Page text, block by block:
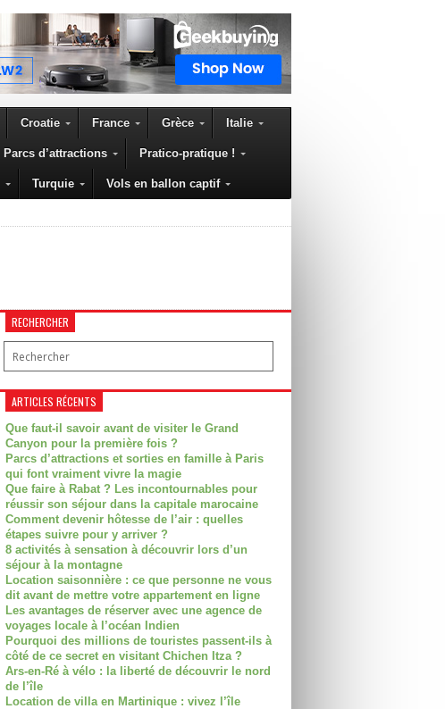
Croatie France Grèce Italie
Parcs d’attractions Pratico-pratique !
Turquie Vols en ballon captif
RECHERCHER
ARTICLES RÉCENTS
Que faut-il savoir avant de visiter le Grand
Canyon pour la première fois ?
Parcs d’attractions et sorties en famille à Paris
qui font vraiment vivre la magie
Que faire à Rabat ? Les incontournables pour
réussir son séjour dans la capitale marocaine
Comment devenir hôtesse de l’air : quelles
étapes suivre pour y arriver ?
8 activités à sensation à découvrir lors d’un
séjour à la montagne
Location saisonnière : ce que personne ne vous
dit avant de mettre votre appartement en ligne
Les avantages de réserver avec une agence de
voyages locale à l’océan Indien
Pourquoi des millions de touristes passent-ils à
côté de ce secret en visitant Chichen Itza ?
Ars-en-Ré à vélo : la liberté de découvrir le nord
de l’île
Location de villa en Martinique : vivez l’île